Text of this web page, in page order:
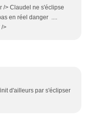
/> Claudel ne s'éclipse
en réel danger ....
/>
d'ailleurs par s'éclipser